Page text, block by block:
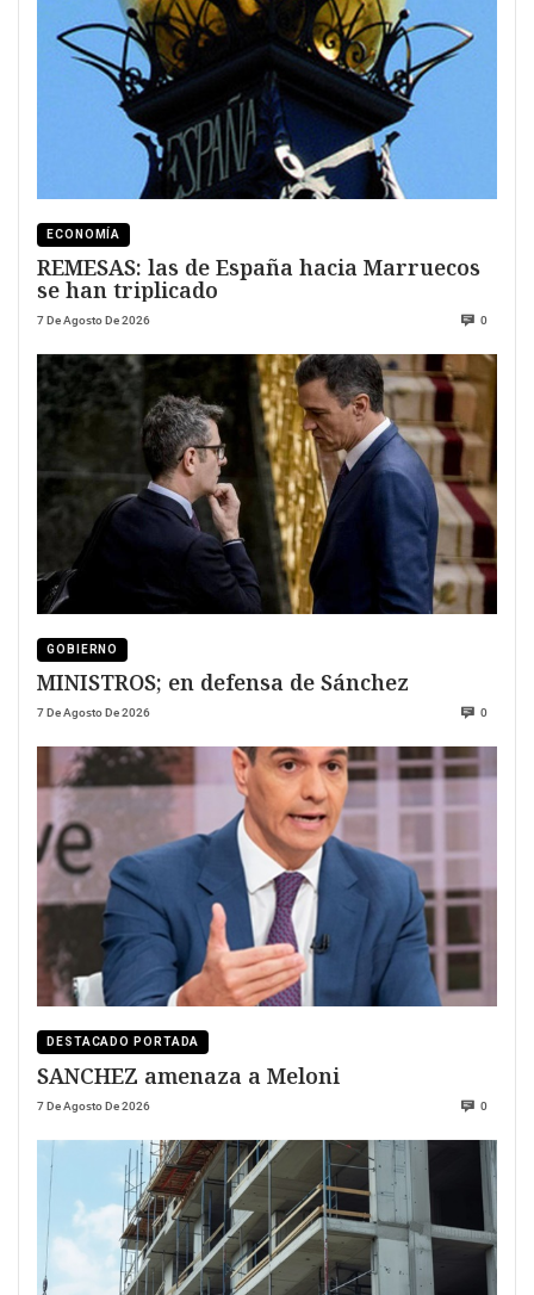
ECONOMÍA
REMESAS: las de España hacia Marruecos
se han triplicado
7 De Agosto De 2026 0
GOBIERNO
MINISTROS; en defensa de Sánchez
7 De Agosto De 2026 0
DESTACADO PORTADA
SANCHEZ amenaza a Meloni
7 De Agosto De 2026 0